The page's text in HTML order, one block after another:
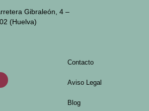
Gibraleón, 4 –
(Huelva)
Contacto
Aviso Legal
Blog